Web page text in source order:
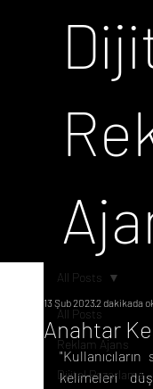
All Posts
Reklam Ajans
Dijital Pazarlama
All Posts
Anahtar
13 Şub 20232 dakikada
kelimeleri